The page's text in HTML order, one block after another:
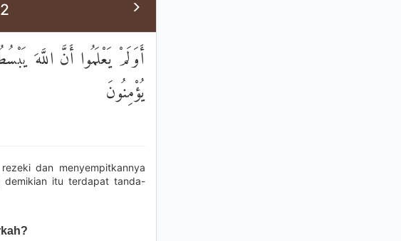
أَوَلَمْ يَعْلَمُوا أَنَّ اللَّهَ
يُؤْمِنُونَ
dan menyempitkannya
demikian itu terdapat tanda-